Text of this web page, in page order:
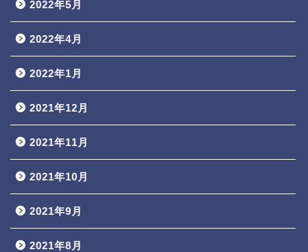
2022年5月
2022年4月
2022年1月
2021年12月
2021年11月
2021年10月
2021年9月
2021年8月